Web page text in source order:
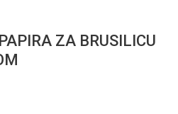
ZA BRUSILICU